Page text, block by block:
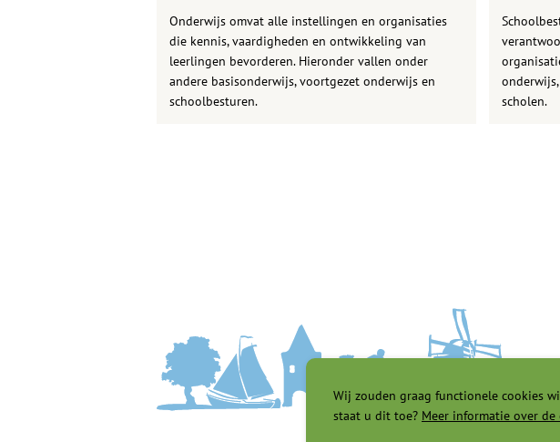
Wij zouden graag functionele cookies
staat u dit toe? Meer informatie over de
Onderwijs omvat alle instellingen en organisaties
die kennis, vaardigheden en ontwikkeling van
leerlingen bevorderen. Hieronder vallen onder
andere basisonderwijs, voortgezet onderwijs en
schoolbesturen.
scholen.